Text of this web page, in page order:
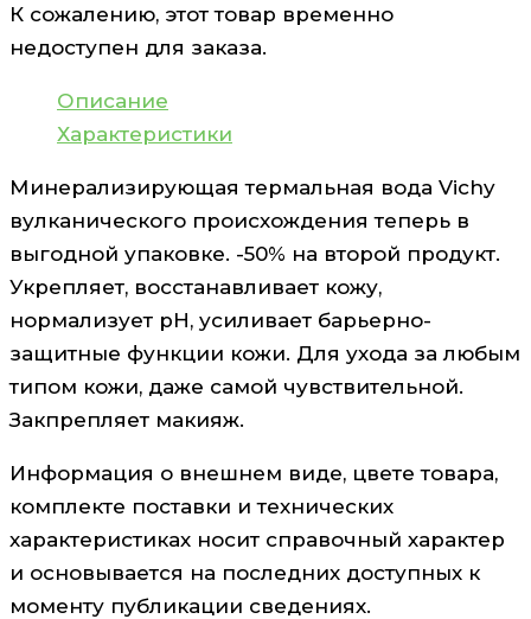
К сожалению, этот товар временно
недоступен для заказа.
Описание
Характеристики
Минерализирующая термальная вода Vichy
вулканического происхождения теперь в
выгодной упаковке. -50% на второй продукт.
Укрепляет, восстанавливает кожу,
нормализует рН, усиливает барьерно-
защитные функции кожи. Для ухода за любым
типом кожи, даже самой чувствительной.
Закпрепляет макияж.
Информация о внешнем виде, цвете товара,
комплекте поставки и технических
характеристиках носит справочный характер
и основывается на последних доступных к
моменту публикации сведениях.